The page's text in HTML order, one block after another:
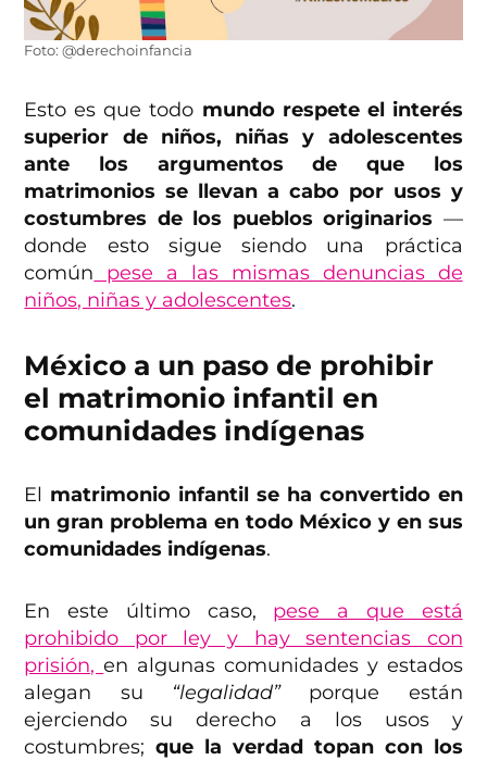
Foto: @derechoinfancia
Esto es que todo mundo respete el interés
superior de niños, niñas y adolescentes
ante los argumentos de que los
matrimonios se llevan a cabo por usos y
costumbres de los pueblos originarios —
donde esto sigue siendo una práctica
común pese a las mismas denuncias de
niños, niñas y adolescentes.
México a un paso de prohibir
el matrimonio infantil en
comunidades indígenas
El matrimonio infantil se ha convertido en
un gran problema en todo México y en sus
comunidades indígenas.
En este último caso, pese a que está
prohibido por ley y hay sentencias con
prisión,en algunas comunidades y estados
alegan su “legalidad”porque están
ejerciendo su derecho a los usos y
costumbres;que la verdad topan con los